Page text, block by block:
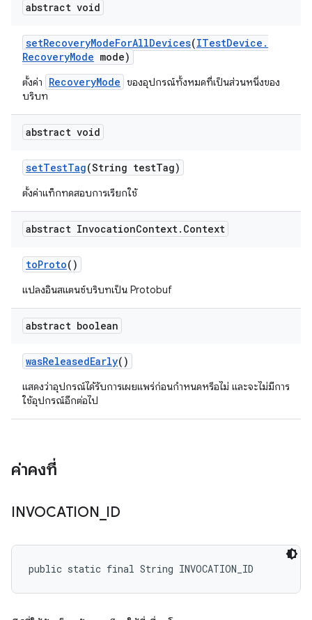
abstract void
setRecoveryModeForAllDevices(ITestDevice .
RecoveryMode mode)
ตั้งค่า RecoveryMode ของอุปกรณ์ทั้งหมดที่เป็นส่วนหนึ่งของ
บริบท
abstract void
setTestTag(String testTag)
ตั้งค่าแท็กทดสอบการเรียกใช้
abstract InvocationContext. Context
toProto()
แปลงอินสแตนซ์บริบทเป็น Protobuf
abstract boolean
wasReleasedEarly()
แสดงว่าอุปกรณ์ได้รับการเผยแพร่ก่อนกำหนดหรือไม่ และจะไม่มีการ
ใช้อุปกรณ์อีกต่อไป
ค่าคงที่
INVOCATION ID
public static final String INVOCATION_ID